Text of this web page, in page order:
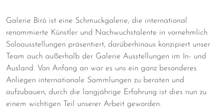
Galerie Biró ist eine Schmuckgalerie, die international
renommierte Künstler und Nachwuchstalente in vornehmlich
Soloausstellungen präsentiert, darüberhinaus konzipiert unser
Team auch außerhalb der Galerie Ausstellungen im In- und
Ausland. Von Anfang an war es uns ein ganz besonderes
Anliegen internationale Sammlungen zu beraten und
aufzubauen, durch die langjährige Erfahrung ist dies nun zu
einem wichtigen Teil unserer Arbeit geworden.